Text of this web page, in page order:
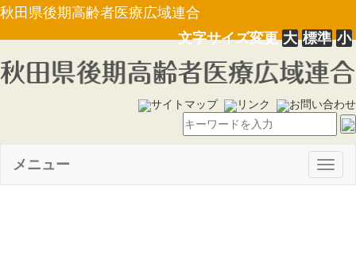
秋田県後期高齢者医療広域連合
文字サイズ変更大 標準 小
サイトマップ リンク お問い合わせ
メニュー